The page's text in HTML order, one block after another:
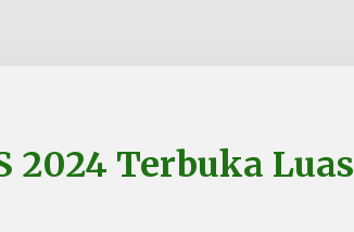
2024 Terbuka Luas